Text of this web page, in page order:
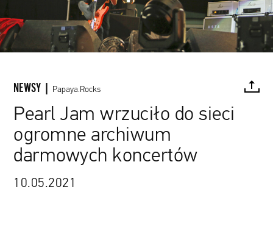
NEWSY | Papaya.Rocks
Pearl Jam wrzuciło do sieci
ogromne archiwum
darmowych koncertów
10.05.2021
FACEBOOK TWITTER PINTEREST